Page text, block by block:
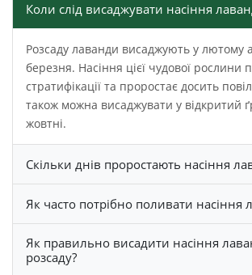
Коли слід висаджувати насіння
Розсаду лаванди висаджують у лютому
березня. Насіння цієї чудової рослини
стратифікації та проростає досить
також можна висаджувати у відкритий
жовтні.
Скільки днів проростають насіння
Як часто потрібно поливати насіння
Як правильно висадити насіння
розсаду?